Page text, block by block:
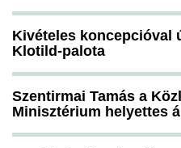
Kivételes koncepcióval
Klotild-palota
Szentirmai Tamás a
Minisztérium helyettes